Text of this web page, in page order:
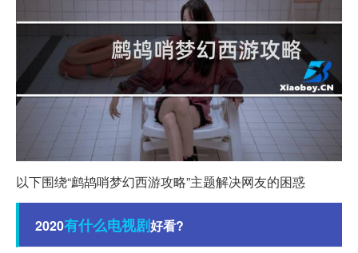
以下围绕“鹧鸪哨梦幻西游攻略”主题解决网友的困惑
2020有什么电视剧好看?